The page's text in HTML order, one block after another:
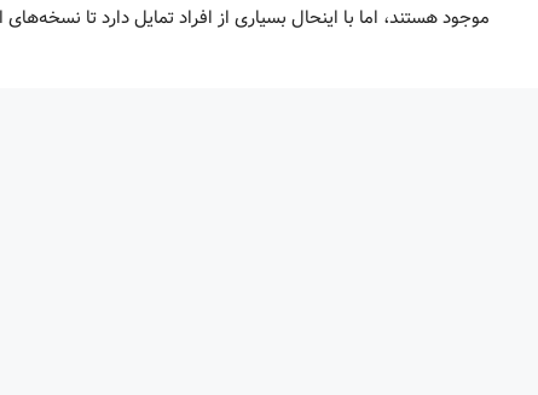
موجود هستند، اما با اینحال بسیاری از افراد تمایل دارد تا